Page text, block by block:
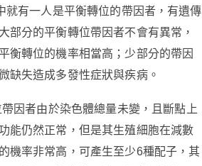
就有一人是平衡轉位的帶因者，有遺傳
部分的平衡轉位帶因者不會有異常，
衡轉位的機率相當高；少部分的帶因
缺失造成多發性症狀與疾病。
因者由於染色體總量未變 ，且 斷點上
能仍然正常 ，但是其生殖細胞在減數
機率非常高，可產生至少6種配子，其